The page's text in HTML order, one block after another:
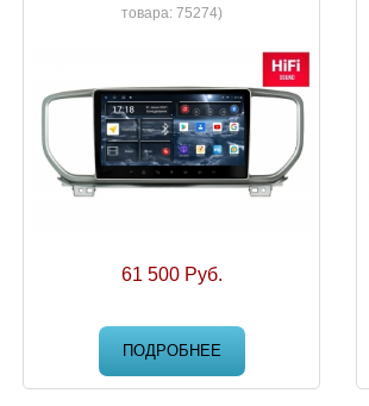
товара: 75274)
61 500 Руб.
ПОДРОБНЕЕ